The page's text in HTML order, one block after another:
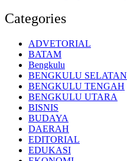
Categories
ADVETORIAL
BATAM
Bengkulu
BENGKULU SELATAN
BENGKULU TENGAH
BENGKULU UTARA
BISNIS
BUDAYA
DAERAH
EDITORIAL
EDUKASI